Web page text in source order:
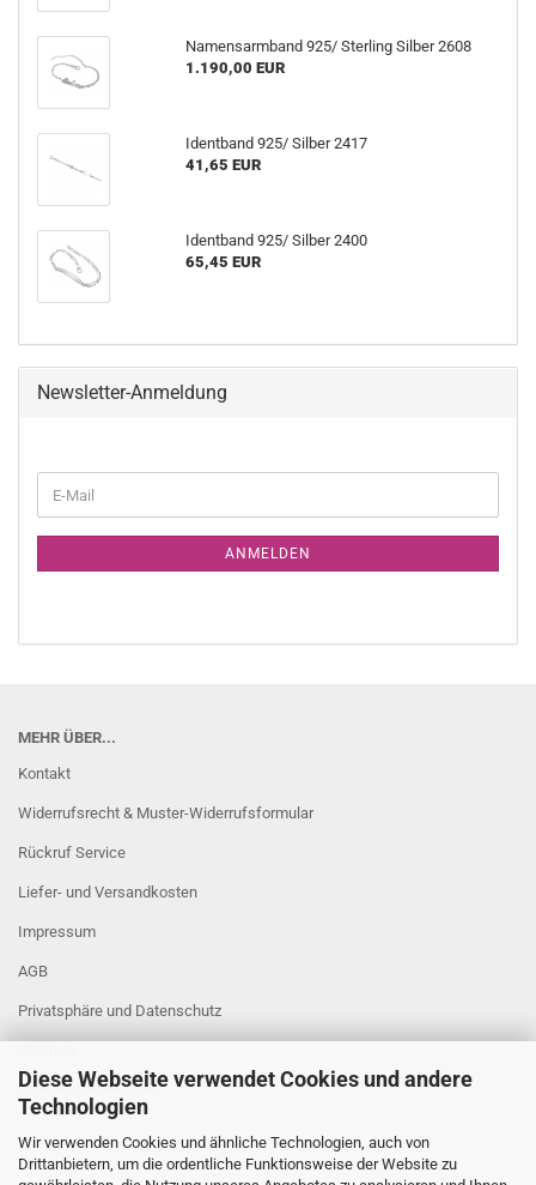
Diese Webseite verwendet Cookies und andere
Technologien
Wir verwenden Cookies und ähnliche Technologien, auch von
Drittanbietern, um die ordentliche Funktionsweise der Website zu
Namensarmband 925/ Sterling Silber 2608
1.190,00 EUR
Identband 925/ Silber 2417
41,65 EUR
Identband 925/ Silber 2400
65,45 EUR
Newsletter-Anmeldung
ZUR
E-
Mail
ANMELDEN
MEHR ÜBER...
Kontakt
Widerrufsrecht & Muster-Widerrufsformular
Rückruf Service
Liefer- und Versandkosten
Impressum
AGB
Privatsphäre und Datenschutz
Cookie Einstellungen